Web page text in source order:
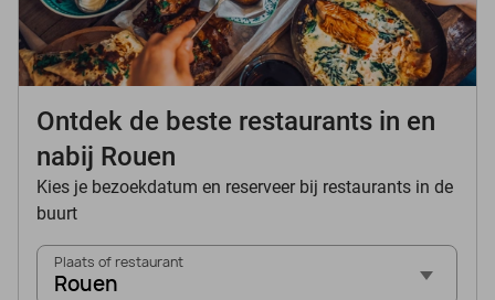
Ontdek de beste restaurants in en
nabij Rouen
Kies je bezoekdatum en reserveer bij restaurants in de
buurt
Plaats of restaurant
Rouen